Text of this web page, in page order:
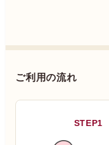
ご利用の流れ
STEP1